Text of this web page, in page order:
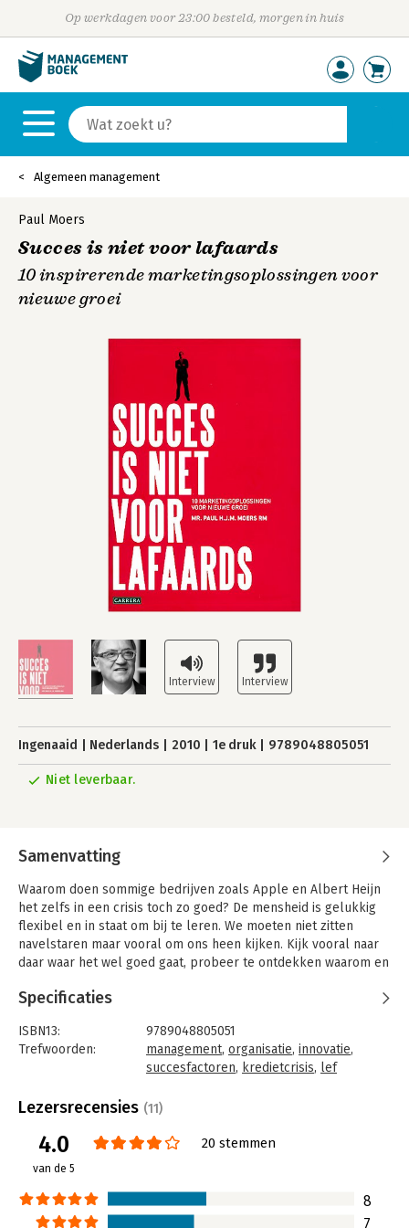
Op werkdagen voor 23:00 besteld, morgen in huis
Algemeen management
Paul Moers
Succes is niet voor lafaards
10 inspirerende marketingsoplossingen voor
nieuwe groei
Ingenaaid Nederlands 2010 1e druk 9789048805051
Niet leverbaar.
Samenvatting
Waarom doen sommige bedrijven zoals Apple en Albert Heijn
het zelfs in een crisis toch zo goed? De mensheid is gelukkig
flexibel en in staat om bij te leren. We moeten niet zitten
navelstaren maar vooral om ons heen kijken. Kijk vooral naar
daar waar het wel goed gaat, probeer te ontdekken waarom en
as usual is geen optie. Er dient wat nieuws te gebeuren.
U moet die echter wel dúrven zien.
In 'Succes is niet voor lafaards' beschrijft Paul Moers tien
kunnen gebruiken om de weg naar groei te vinden. De
duidelijke casussen. Zo wordt inzicht gegeven in de
met de rug naar de toekomst', 'Misfits en rebels', 'Ga op zoek
naar de paradox' en 'Ga met een sterk merk de strijd aan'
proberen je op een toegankelijke wijze marketingoplossingen
Specificaties
ISBN13:
9789048805051
Trefwoorden:
management, organisatie, innovatie,
succesfactoren, kredietcrisis, lef
Bindwijze:
ingenaaid
Uitgever:
pmsms.nl
Verschijningsdatum:
Hoofdrubriek: Algemeen management
Lezersrecensies (11)
4.0
van de 5
20 stemmen
8
7